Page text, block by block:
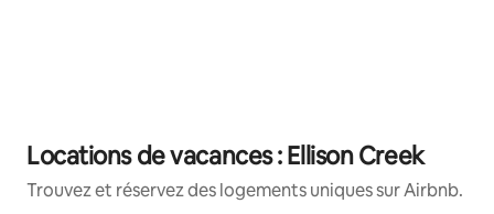
Locations de vacances : Ellison Creek
Trouvez et réservez des logements uniques sur Airbnb.